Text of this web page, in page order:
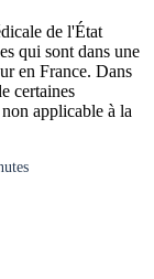
de l'État
qui sont dans une
en France. Dans
certaines
applicable à la